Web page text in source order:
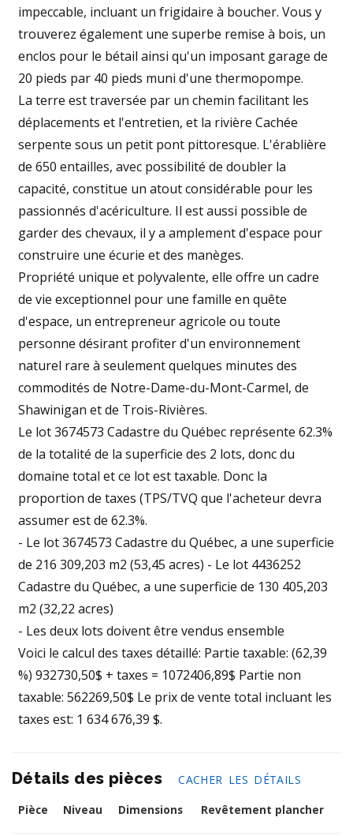
impeccable, incluant un frigidaire à boucher. Vous y
trouverez également une superbe remise à bois, un
enclos pour le bétail ainsi qu'un imposant garage de
20 pieds par 40 pieds muni d'une thermopompe.
La terre est traversée par un chemin facilitant les
déplacements et l'entretien, et la rivière Cachée
serpente sous un petit pont pittoresque. L'érablière
de 650 entailles, avec possibilité de doubler la
capacité, constitue un atout considérable pour les
passionnés d'acériculture. Il est aussi possible de
garder des chevaux, il y a amplement d'espace pour
construire une écurie et des manèges.
Propriété unique et polyvalente, elle offre un cadre
de vie exceptionnel pour une famille en quête
d'espace, un entrepreneur agricole ou toute
personne désirant profiter d'un environnement
naturel rare à seulement quelques minutes des
commodités de Notre-Dame-du-Mont-Carmel, de
Shawinigan et de Trois-Rivières.
Le lot 3674573 Cadastre du Québec représente 62.3%
de la totalité de la superficie des 2 lots, donc du
domaine total et ce lot est taxable. Donc la
proportion de taxes (TPS/TVQ que l'acheteur devra
assumer est de 62.3%.
- Le lot 3674573 Cadastre du Québec, a une superficie
de 216 309,203 m2 (53,45 acres) - Le lot 4436252
Cadastre du Québec, a une superficie de 130 405,203
m2 (32,22 acres)
- Les deux lots doivent être vendus ensemble
Voici le calcul des taxes détaillé: Partie taxable: (62,39
%) 932730,50$ + taxes = 1072406,89$ Partie non
taxable: 562269,50$ Le prix de vente total incluant les
taxes est: 1 634 676,39 $.
Détails des pièces
CACHER LES DÉTAILS
Pièce
Niveau Dimensions Revêtement plancher